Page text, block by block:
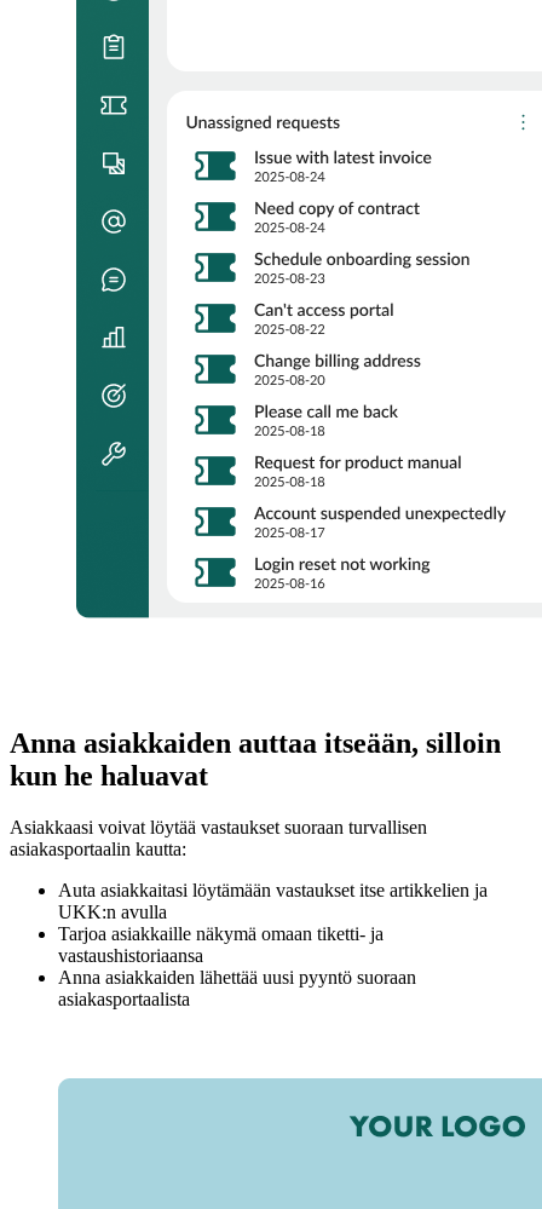
Anna asiakkaiden auttaa itseään, silloin
kun he haluavat
Asiakkaasi voivat löytää vastaukset suoraan turvallisen
asiakasportaalin kautta:
Auta asiakkaitasi löytämään vastaukset itse artikkelien ja
UKK:n avulla
Tarjoa asiakkaille näkymä omaan tiketti- ja
vastaushistoriaansa
Anna asiakkaiden lähettää uusi pyyntö suoraan
asiakasportaalista